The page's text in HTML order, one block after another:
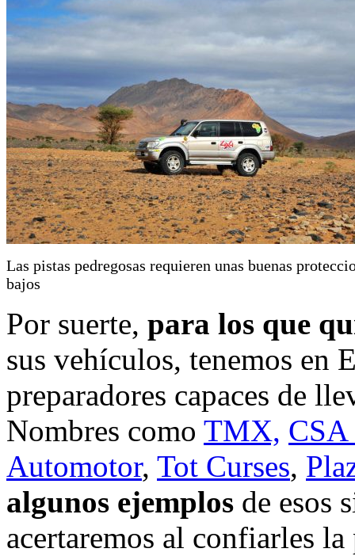
Las pistas pedregosas requieren unas buenas
bajos
Por suerte, para los que
sus vehículos, tenemos en
preparadores capaces de
Nombres como TMX, CSA
Automotor, Tot Curses,
algunos ejemplos de esos
acertaremos al confiarles